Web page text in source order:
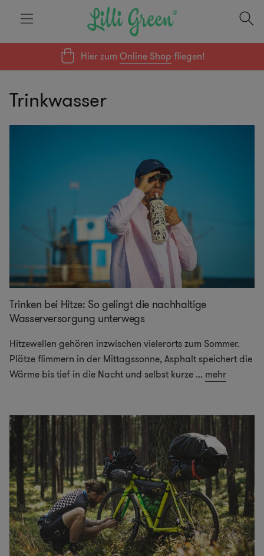
Hier zumOnline Shop fliegen!
Trinkwasser
Trinken bei Hitze: So gelingt die nachhaltige
Wasserversorgung unterwegs
Hitzewellen gehören inzwischen vielerorts zum Sommer.
Plätze flimmern in der Mittagssonne, Asphalt speichert die
Wärme bis tief in die Nacht und selbst kurze ... mehr